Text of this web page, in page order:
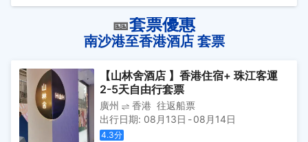
🎫套票優惠
南沙港至香港酒店 套票
【山林舍酒店 】香港住宿+ 珠江客運
2-5天自由行套票
廣州 香港 往返船票
出行日期: 08月13日 -08月14日
4.3分